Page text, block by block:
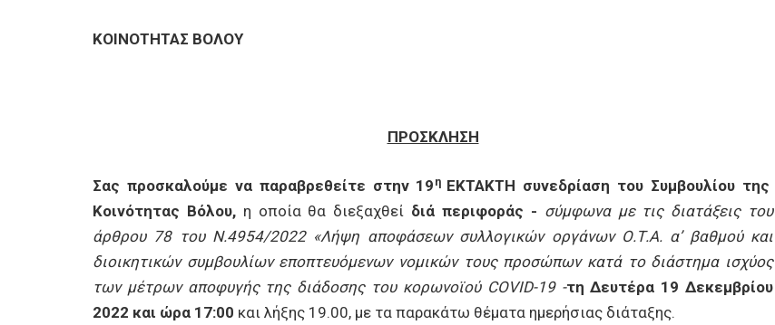
ΚΟΙΝΟΤΗΤΑΣ ΒΟΛΟΥ
ΠΡΟΣΚΛΗΣΗ
Σας προσκαλούμε να παραβρεθείτε στην 19 η ΕΚΤΑΚΤΗ συνεδρίαση του Συμβουλίου της
Κοινότητας Βόλου, η οποία θα διεξαχθεί διά περιφοράς - σύμφωνα με τις διατάξεις του
άρθρου 78 του Ν.4954/2022 «Λήψη αποφάσεων συλλογικών οργάνων Ο.Τ.Α. α’ βαθμού και
διοικητικών συμβουλίων εποπτευόμενων νομικών τους προσώπων κατά το διάστημα ισχύος
των μέτρων αποφυγής της διάδοσης του κορωνοϊού COVID-19 -τη Δευτέρα 19 Δεκεμβρίου
2022 και ώρα 17:00 και λήξης 19.00, με τα παρακάτω θέματα ημερήσιας διάταξης.